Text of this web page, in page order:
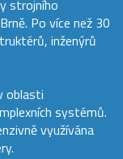
strojního
Po více než 30
inženýrů
oblasti
systémů.
využívána